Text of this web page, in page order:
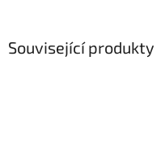
Související produkty